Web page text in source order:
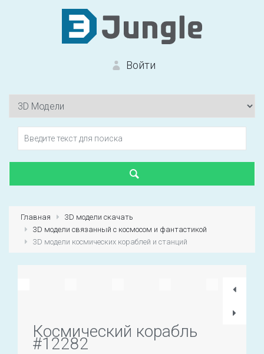
Войти
Зарегистрироваться
Главная
3D модели скачать
3D модели связанный с космосом и фантастикой
3D модели космических кораблей и станций
Космический корабль
#12282